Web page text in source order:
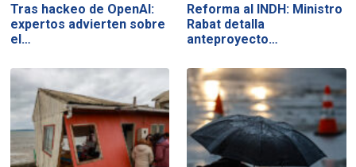
Tras hackeo de OpenAI:
expertos advierten sobre
el…
Reforma al INDH: Ministro
Rabat detalla
anteproyecto…